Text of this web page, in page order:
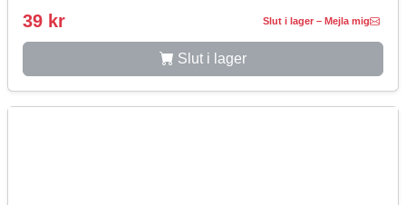
39 kr Slut i lager – Mejla mig
Slut i lager